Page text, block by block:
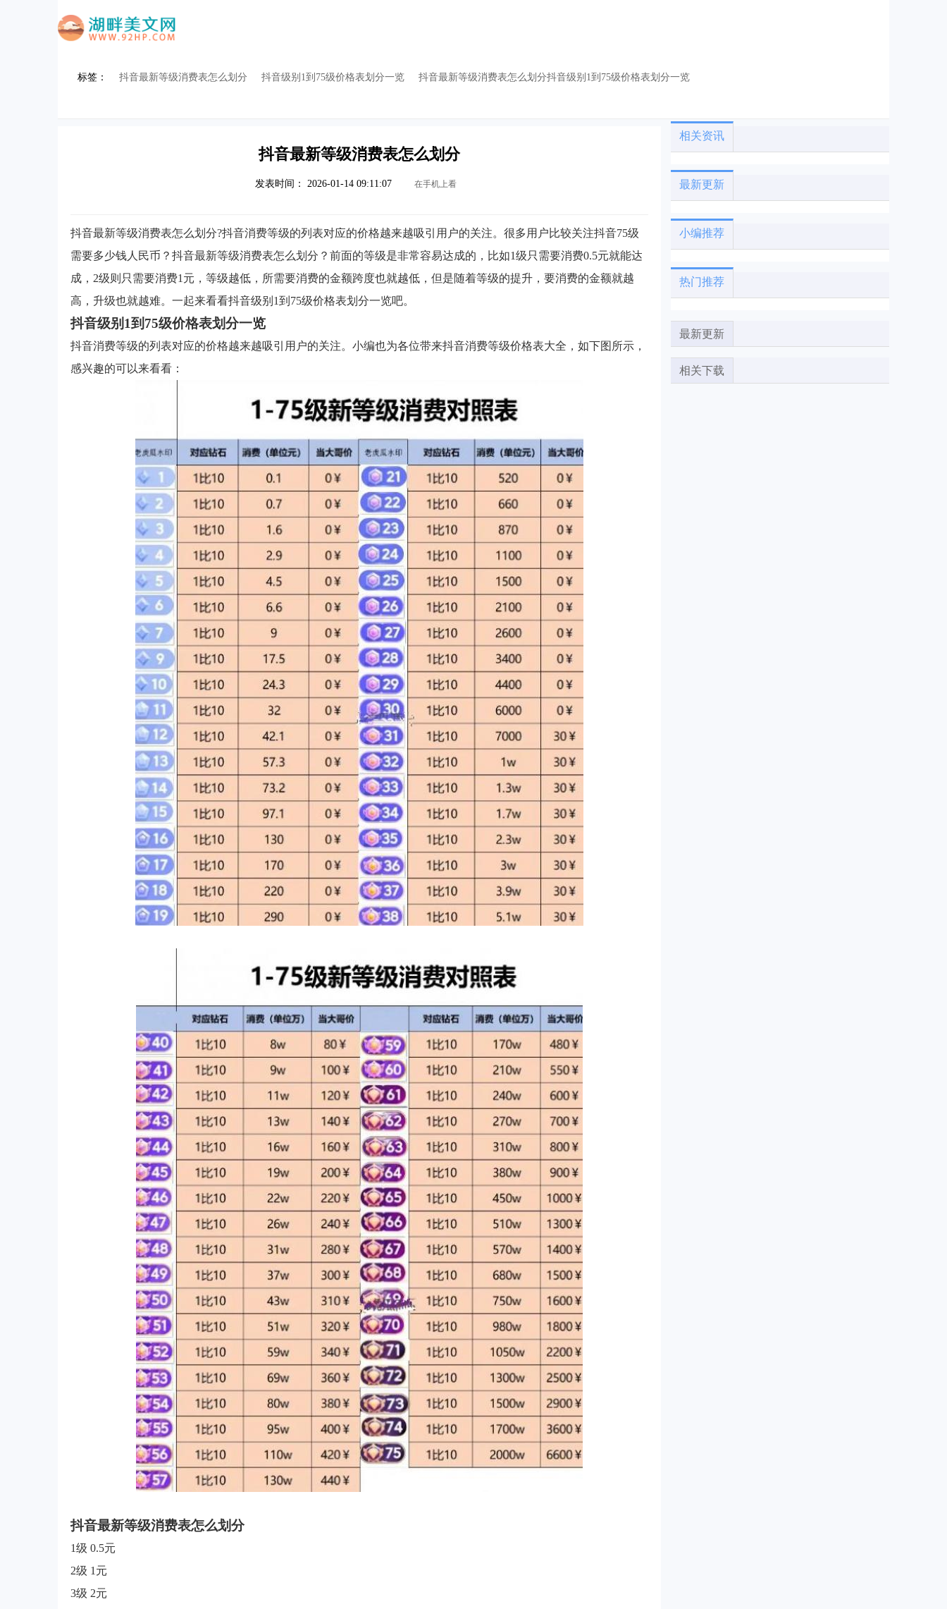
标签： 抖音最新等级消费表怎么划分 抖音级别1到75级价格表划分一览 抖音最新等级消费表怎么划分抖音级别1到75级价格表划分一览
抖音最新等级消费表怎么划分
发表时间 ： 2026-01-14 09:11:07 在手机上看
抖音最新等级消费表怎么划分?抖音消费等级的列表对应的价格越来越吸引用户的关注。很多用户比较关注抖音75级
需要多少钱人民币？抖音最新等级消费表怎么划分？前面的等级是非常容易达成的，比如1级只需要消费0.5元就能达
成，2级则只需要消费1元，等级越低，所需要消费的金额跨度也就越低，但是随着等级的提升，要消费的金额就越
高，升级也就越难。一起来看看抖音级别1到75级价格表划分一览吧。
抖音级别1到75级价格表划分一览
抖音消费等级的列表对应的价格越来越吸引用户的关注。小编也为各位带来抖音消费等级价格表大全，如下图所示，
感兴趣的可以来看看：
抖音最新等级消费表怎么划分
1级 0.5元
2级 1元
3级 2元
相关资讯
最新更新
小编推荐
热门推荐
最新更新
相关下载